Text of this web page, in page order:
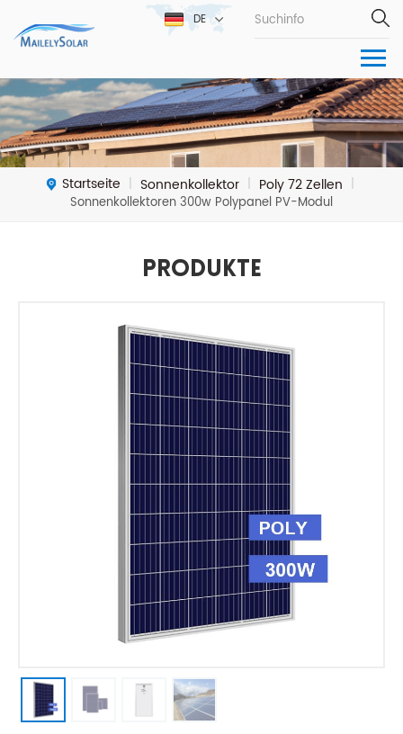
DE
Startseite | Sonnenkollektor | Poly 72 Zellen |
Sonnenkollektoren 300w Polypanel PV-Modul
Produkte